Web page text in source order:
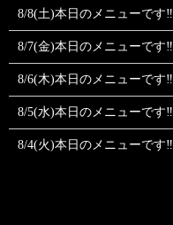
8/8(土)本日のメニューです‼️
8/7(金)本日のメニューです‼️
8/6(木)本日のメニューです‼️
8/5(水)本日のメニューです‼️
8/4(火)本日のメニューです‼️